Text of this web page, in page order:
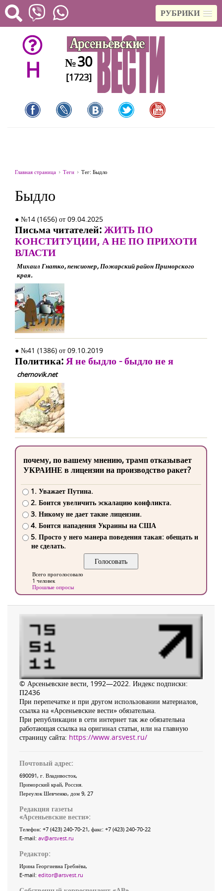
РУБРИКИ
H №30
[1723]
Главная страница Теги Тег: Быдло
Быдло
● №14 (1656) от 09.04.2025
Письма читателей:ЖИТЬ ПО
КОНСТИТУЦИИ, А НЕ ПО ПРИХОТИ
ВЛАСТИ
Михаил Гнатко, пенсионер, Пожарский район Приморского
края.
● №41 (1386) от 09.10.2019
Политика:Я не быдло - быдло не я
chernovik.net
почему, по вашему мнению, трамп отказывает
УКРАИНЕ в лицензии на производство ракет?
1. Уважает Путина.
2. Боится увеличить эскалацию конфликта.
3. Никому не дает такие лицензии.
4. Боится нападения Украины на США
5. Просто у него манера поведения такая: обещать и
не сделать.
Всего проголосовало
1 человек
Прошлые опросы
© Арсеньевские вести, 1992—2022. Индекс подписки:
П2436
При перепечатке и при другом использовании материалов,
ссылка на «Арсеньевские вести» обязательна.
При републикации в сети интернет так же обязательна
работающая ссылка на оригинал статьи, или на главную
страницу сайта: https://www.arsvest.ru/
Почтовый адрес:
690091, г. Владивосток,
Приморский край, Россия
Переулок Шевченко, дом 9, 27
Редакция газеты
«Арсеньевские вести»:
Телефон: +7 (423) 240-70-21, факс: +7 (423) 240-70-22
E-mail: av@arsvest.ru
Редактор:
Ирина Георгиевна Гребнёва,
E-mail: editor@arsvest.ru